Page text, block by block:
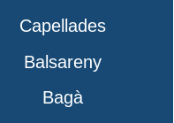
Capellades
Balsareny
Bagà